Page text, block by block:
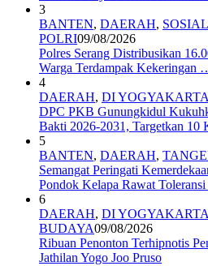
3
BANTEN, DAERAH,
POLRI09/08/2026
Polres Serang Distribusikan
Warga Terdampak Kekeringan
4
DAERAH, DI
DPC PKB Gunungkidul
Bakti 2026-2031, Targetkan
5
BANTEN, DAERAH,
Semangat Peringati
Pondok Kelapa Rawat
6
DAERAH, DI
BUDAYA09/08/2026
Ribuan Penonton Terhipnotis
Jathilan Yogo Joo Pruso